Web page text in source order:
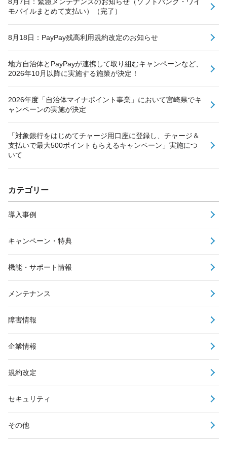
モバイルまとめて支払い）（完了）
8月18日：PayPay残高利用規約改定のお知らせ
地方自治体とPayPayが連携して取り組むキャンペーンなど、
2026年10月以降に実施する施策が決定！
2026年度「自治体マイナポイント事業」において宮崎県でキ
ャンペーンの実施が決定
「対象銀行をはじめてチャージ用口座に登録し、チャージ＆
支払いで最大500ポイントもらえるキャンペーン」実施につ
いて
カテゴリー
導入事例
キャンペーン・特典
機能・サポート情報
メンテナンス
障害情報
企業情報
規約改定
セキュリティ
その他